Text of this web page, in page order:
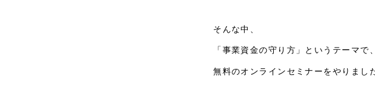
そんな中、
「事業資金の守り方」というテーマで、
無料のオンラインセミナーをやりまし